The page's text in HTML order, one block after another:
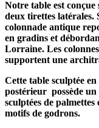
Notre table est
deux tirettes latérales.
colonnade antique
en gradins et
Lorraine. Les
supportent une
Cette table sculptée
postérieur possède un
sculptées de
motifs de godrons.